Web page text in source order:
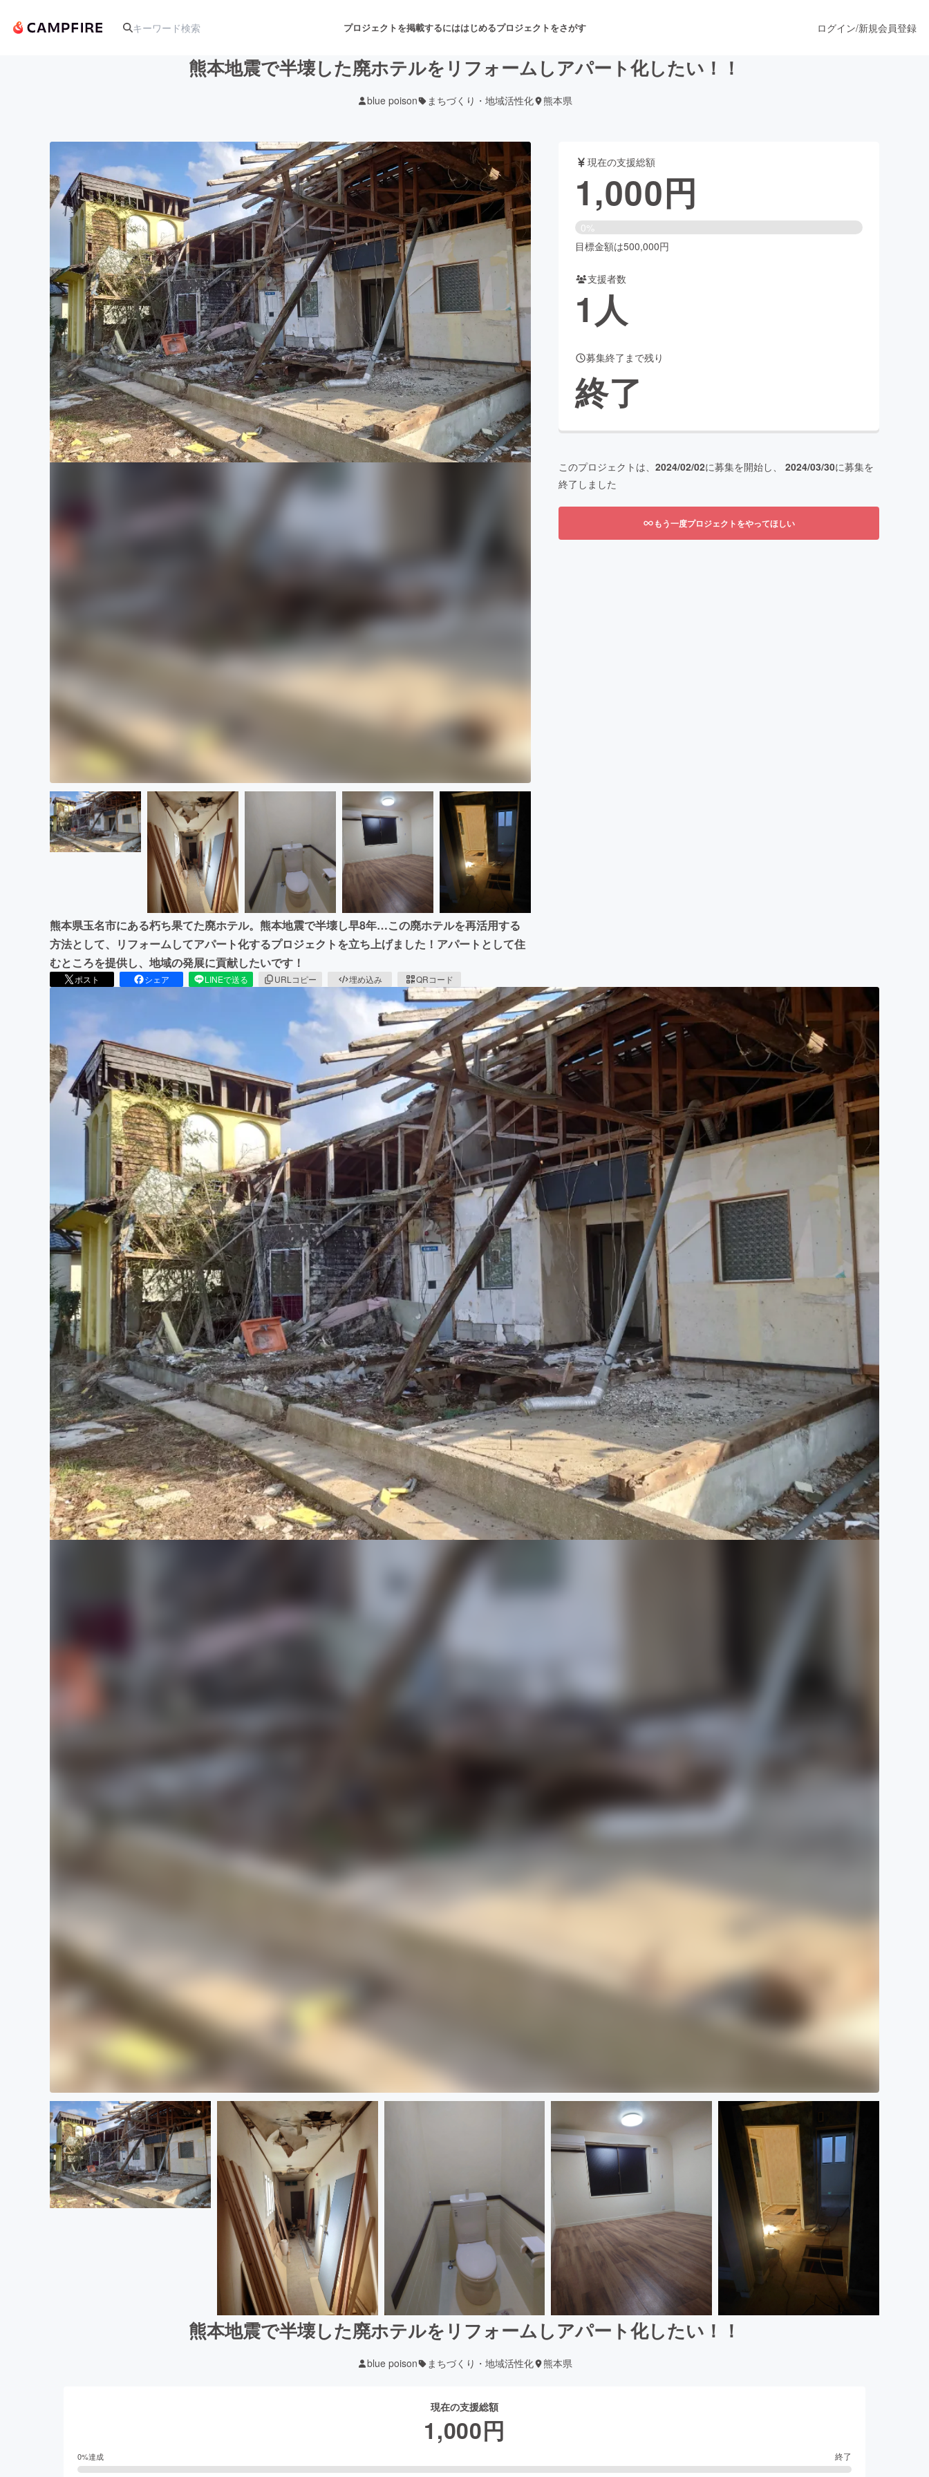
プロジェクトを掲載するにははじめるプロジェクトをさがす
アート・写真 音楽 舞台・パフォーマンス
テクノロジー・ガジェット ゲーム・サービス開発 フード・飲食店
映像・映画 書籍・雑誌出版 アニメ・漫画
ビジネス・起業 チャレンジ ビューティー・ヘルスケア
まちづくり・地域活性化
CAMPFIRE for Social GoodCAMPFIRE Creation
CAMPFIREふるさと納税machi-yaコミュニティ
ログイン/新規会員登録
熊本地震で半壊した廃ホテルをリフォームしアパート化したい！！
blue poison まちづくり・地域活性化 熊本県
熊本県玉名市にある朽ち果てた廃ホテル。熊本地震で半壊し早8年…この廃ホテルを再活用する
方法として、リフォームしてアパート化するプロジェクトを立ち上げました！アパートとして住
むところを提供し、地域の発展に貢献したいです！
ポスト シェア LINEで送る URLコピー 埋め込み QRコード
現在の支援総額
1,000円
0%
目標金額は500,000円
支援者数
1人
募集終了まで残り
終了
このプロジェクトは、 2024/02/02に募集を開始し、 2024/03/30に募集を
終了しました
もう一度プロジェクトをやってほしい
熊本地震で半壊した廃ホテルをリフォームしアパート化したい！！
blue poison まちづくり・地域活性化 熊本県
現在の支援総額
1,000円
0%達成 終了